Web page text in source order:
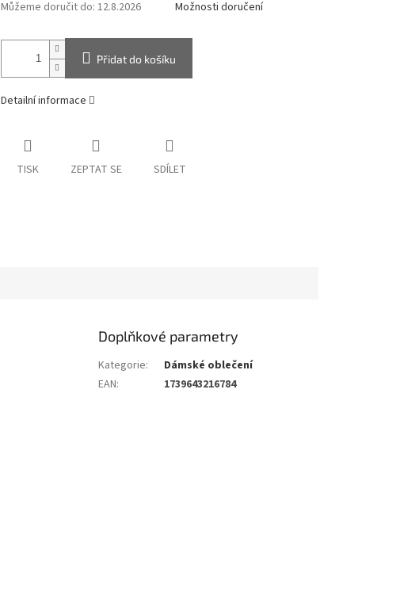
Můžeme doručit do: 12.8.2026 Možnosti doručení
Přidat do košíku
Detailní informace
TISK ZEPTAT SE SDÍLET
Doplňkové parametry
Kategorie:
Dámské oblečení
EAN: 1739643216784